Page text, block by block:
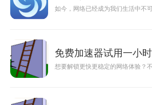
如今，网络已经成为我们生活中不
免费加速器试用一小时
想要解锁更快更稳定的网络体验？